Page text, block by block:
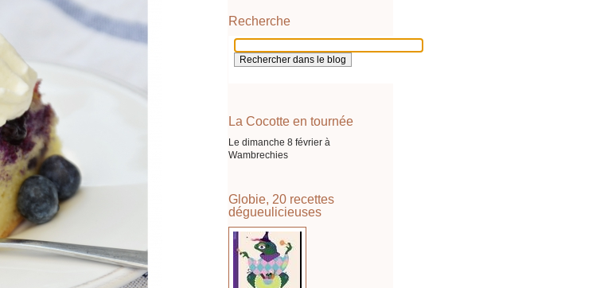
Recherche
La Cocotte en tournée
Le dimanche 8 février à
Wambrechies
Globie, 20 recettes
dégueulicieuses